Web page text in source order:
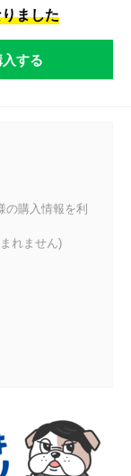
ました
する
の購入情報を利
れません)